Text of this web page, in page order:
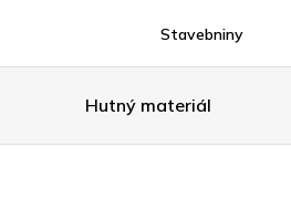
Stavebniny
Hutný materiál